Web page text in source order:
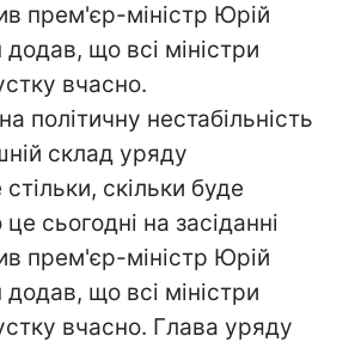
прем'єр-міністр Юрій
що всі міністри
вчасно.
політичну нестабільність
склад уряду
скільки буде
сьогодні на засіданні
прем'єр-міністр Юрій
що всі міністри
вчасно. Глава уряду